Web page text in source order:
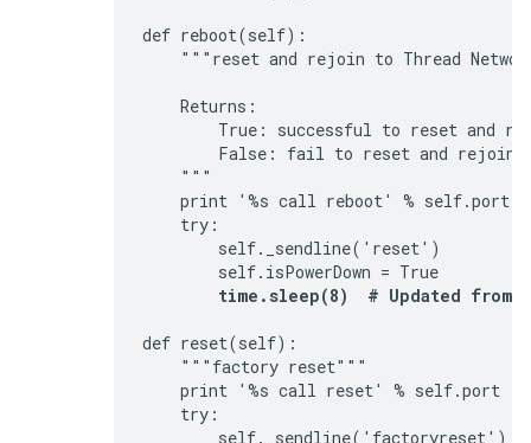
def reboot(self):
"""reset and rejoin to Thread
    Returns:
True: successful to reset and
False: fail to reset and rejoin
    """
    print '%s call reboot' % self.port
    try:
        self._sendline('reset')
        self.isPowerDown = True
time.sleep(8)  # Updated from
def reset(self):
    """factory reset"""
    print '%s call reset' % self.port
    try:
        self._sendline('factoryreset')